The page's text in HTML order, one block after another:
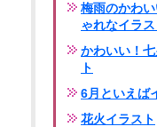
梅雨のかわ
ゃれなイラス
かわいい！
ト
6月といえば
花火イラスト